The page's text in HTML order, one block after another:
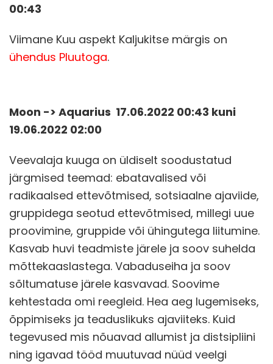
00:43
Viimane Kuu aspekt Kaljukitse märgis on
ühendus Pluutoga.
Moon -> Aquarius 17.06.2022 00:43 kuni
19.06.2022 02:00
Veevalaja kuuga on üldiselt soodustatud
järgmised teemad: ebatavalised või
radikaalsed ettevõtmised, sotsiaalne ajaviide,
gruppidega seotud ettevõtmised, millegi uue
proovimine, gruppide või ühingutega liitumine.
Kasvab huvi teadmiste järele ja soov suhelda
mõttekaaslastega. Vabaduseiha ja soov
sõltumatuse järele kasvavad. Soovime
kehtestada omi reegleid. Hea aeg lugemiseks,
õppimiseks ja teaduslikuks ajaviiteks. Kuid
tegevused mis nõuavad allumist ja distsipliini
ning igavad tööd muutuvad nüüd veelgi